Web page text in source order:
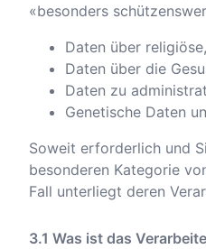
«besonders
Daten über
Daten über die
Daten zu
Genetische Daten
Soweit erforderlich und
besonderen Kategorie
Fall unterliegt deren
Was ist das